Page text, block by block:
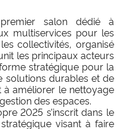
salon dédié à
multiservices pour les
collectivités, organisé
les principaux acteurs
stratégique pour la
solutions durables et de
améliorer le nettoyage
des espaces.
2025 s’inscrit dans le
stratégique visant à faire